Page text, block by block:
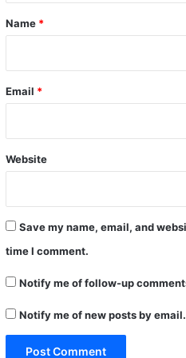
*
Name *
Email *
Website
Save my name, email, and
time I comment.
Notify me of follow-up
Notify me of new posts by email.